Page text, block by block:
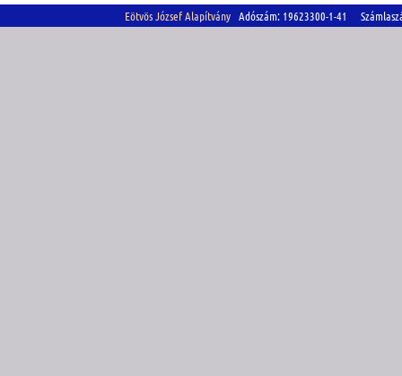
Eötvös József Alapítvány Adószám: 19623300-1-41